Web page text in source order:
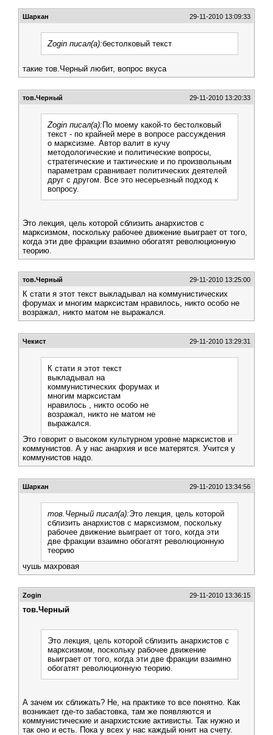
Шаркан 29-11-2010 13:09:33
Zogin писал(а):бестолковый текст
такие тов.Черный любит, вопрос вкуса
тов.Черный 29-11-2010 13:20:33
Zogin писал(а): По моему какой-то бестолковый
текст - по крайней мере в вопросе рассуждения
о марксизме. Автор валит в кучу
методологические и политические вопросы,
стратегические и тактические и по произвольным
параметрам сравнивает политических деятелей
друг с другом. Все это несерьезный подход к
вопросу.
Это лекция, цель которой сблизить анархистов с
марксизмом, поскольку рабочее движение выиграет от того,
когда эти две фракции взаимно обогатят революционную
теорию.
тов.Черный 29-11-2010 13:25:00
К стати я этот текст выкладывал на коммунистических
форумах и многим марксистам нравилось, никто особо не
возражал, никто матом не выражался.
Чекист 29-11-2010 13:29:31
К стати я этот текст
выкладывал на
коммунистических форумах и
многим марксистам
нравилось , никто особо не
возражал, никто не матом не
выражался.
Это говорит о высоком культурном уровне марксистов и
коммунистов. А у нас анархия и все матерятся. Учится у
коммунистов надо.
Шаркан 29-11-2010 13:34:56
тов.Черный писал(а):Это лекция, цель которой
сблизить анархистов с марксизмом, поскольку
рабочее движение выиграет от того, когда эти
две фракции взаимно обогатят революционную
теорию
чушь махровая
Zogin 29-11-2010 13:36:15
тов.Черный
Это лекция, цель которой сблизить анархистов с
марксизмом, поскольку рабочее движение
выиграет от того, когда эти две фракции взаимно
обогатят революционную теорию.
А зачем их сближать? Не, на практике то все понятно. Как
возникает где-то забастовка, там же появляются и
коммунистические и анархистские активисты. Так нужно и
так оно и есть. Пока у всех у нас каждый юнит на счету.